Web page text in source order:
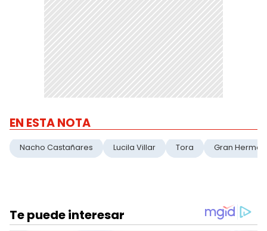
EN ESTA NOTA
Nacho Castañares Lucila Villar Tora Gran